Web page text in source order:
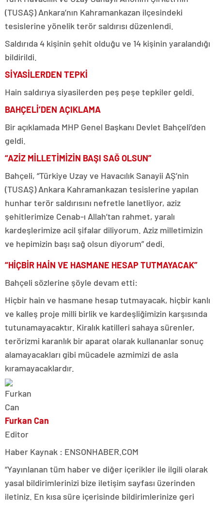
(TUSAŞ) Ankara’nın Kahramankazan ilçesindeki
tesislerine yönelik terör saldırısı düzenlendi.
Saldırıda 4 kişinin şehit olduğu ve 14 kişinin yaralandığı
bildirildi.
SİYASİLERDEN TEPKİ
Hain saldırıya siyasilerden peş peşe tepkiler geldi.
BAHÇELİ’DEN AÇIKLAMA
Bir açıklamada MHP Genel Başkanı Devlet Bahçeli’den
geldi.
“AZİZ MİLLETİMİZİN BAŞI SAĞ OLSUN”
Bahçeli, “Türkiye Uzay ve Havacılık Sanayii AŞ’nin
(TUSAŞ) Ankara Kahramankazan tesislerine yapılan
hunhar terör saldırısını nefretle lanetliyor, aziz
şehitlerimize Cenab-ı Allah’tan rahmet, yaralı
kardeşlerimize acil şifalar diliyorum. Aziz milletimizin
ve hepimizin başı sağ olsun diyorum” dedi.
“HİÇBİR HAİN VE HASMANE HESAP TUTMAYACAK”
Bahçeli sözlerine şöyle devam etti:
Hiçbir hain ve hasmane hesap tutmayacak, hiçbir kanlı
ve kalleş proje milli birlik ve kardeşliğimizin karşısında
tutunamayacaktır. Kiralık katilleri sahaya sürenler,
terörizmi karanlık bir aparat olarak kullananlar sonuç
alamayacakları gibi mücadele azmimizi de asla
kıramayacaklardır.
Furkan Can
Editor
Haber Kaynak : ENSONHABER.COM
“Yayınlanan tüm haber ve diğer içerikler ile ilgili olarak
yasal bildirimlerinizi bize iletişim sayfası üzerinden
iletiniz. En kısa süre içerisinde bildirimlerinize geri